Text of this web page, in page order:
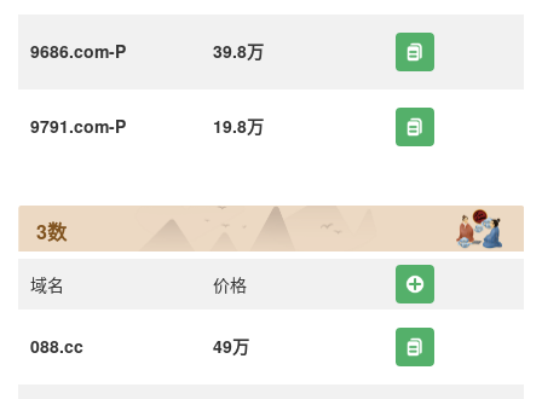
9686.com-P 39.8万
9791.com-P 19.8万
3数
域名 价格
088.cc 49万